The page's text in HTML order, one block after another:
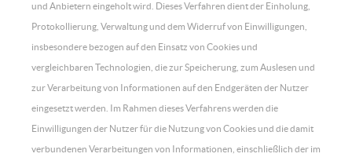
und Anbietern eingeholt wird. Dieses Verfahren dient der Einholung,
Protokollierung, Verwaltung und dem Widerruf von Einwilligungen,
insbesondere bezogen auf den Einsatz von Cookies und
vergleichbaren Technologien, die zur Speicherung, zum Auslesen und
zur Verarbeitung von Informationen auf den Endgeräten der Nutzer
eingesetzt werden. Im Rahmen dieses Verfahrens werden die
Einwilligungen der Nutzer für die Nutzung von Cookies und die damit
verbundenen Verarbeitungen von Informationen, einschließlich der im